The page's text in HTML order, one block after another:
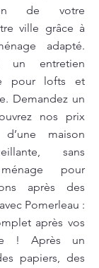
de votre
ville grâce à
adapté.
un entretien
pour lofts et
Demandez un
nos prix
maison
sans
pour
après des
Pomerleau :
après vos
! Après un
papiers, des